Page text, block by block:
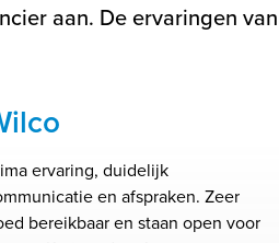
aan. De ervaringen
ervaring, duidelijk
en afspraken. Zeer
bereikbaar en staan open voor